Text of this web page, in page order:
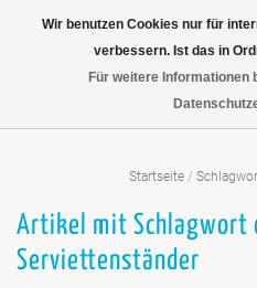
Startseite /
Artikel mit Schlagwort
Serviettenständer
Wir benutzen Cookies nur für
verbessern. Ist das in
Für weitere Informationen